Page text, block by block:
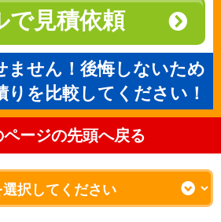
で見積依頼
ません！後悔しないため
りを比較してください！
ページの先頭へ戻る